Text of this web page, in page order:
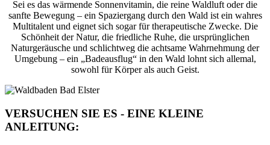
Sei es das wärmende Sonnenvitamin, die reine Waldluft oder die
sanfte Bewegung – ein Spaziergang durch den Wald ist ein wahres
Multitalent und eignet sich sogar für therapeutische Zwecke. Die
Schönheit der Natur, die friedliche Ruhe, die ursprünglichen
Naturgeräusche und schlichtweg die achtsame Wahrnehmung der
Umgebung – ein „Badeausflug“ in den Wald lohnt sich allemal,
sowohl für Körper als auch Geist.
VERSUCHEN SIE ES - EINE KLEINE
ANLEITUNG: